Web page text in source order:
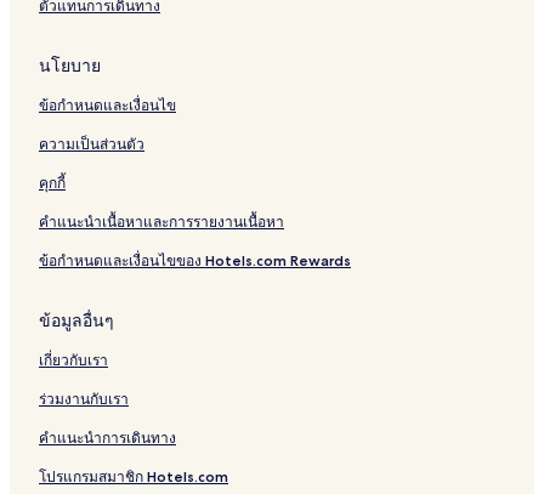
d
ตัวแทนการเดินทาง
นโยบาย
ข้อกำหนดและเงื่อนไข
ความเป็นส่วนตัว
คุกกี้
คำแนะนำเนื้อหาและการรายงานเนื้อหา
ข้อกำหนดและเงื่อนไขของ Hotels.com Rewards
ข้อมูลอื่นๆ
เกี่ยวกับเรา
ร่วมงานกับเรา
คำแนะนำการเดินทาง
โปรแกรมสมาชิก Hotels.com